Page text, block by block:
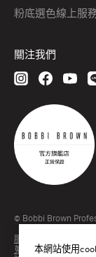
粉底選色線上服
關注我們
© Bobbi Brown
服務條款
蒐集個人資料聲明
本網站使用